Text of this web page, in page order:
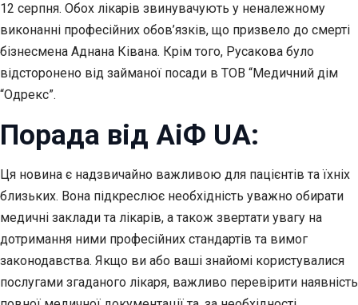
12 серпня. Обох лікарів звинувачують у неналежному
виконанні професійних обов’язків, що призвело до смерті
бізнесмена Аднана Ківана. Крім того, Русакова було
відсторонено від займаної посади в ТОВ “Медичний дім
“Одрекс”.
Порада від АіФ UA:
Ця новина є надзвичайно важливою для пацієнтів та їхніх
близьких. Вона підкреслює необхідність уважно обирати
медичні заклади та лікарів, а також звертати увагу на
дотримання ними професійних стандартів та вимог
законодавства. Якщо ви або ваші знайомі користувалися
послугами згаданого лікаря, важливо перевірити наявність